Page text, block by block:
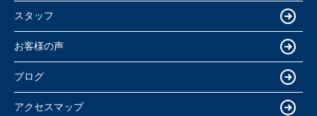
スタッフ
お客様の声
ブログ
アクセスマップ